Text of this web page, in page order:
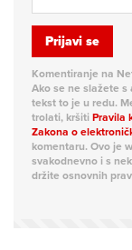
Prijavi se
Komentiranje na
Ako se ne slažete
tekst to je u redu.
trolati, kršiti Pravila
Zakona o
komentaru. Ovo je
svakodnevno i s
držite osnovnih